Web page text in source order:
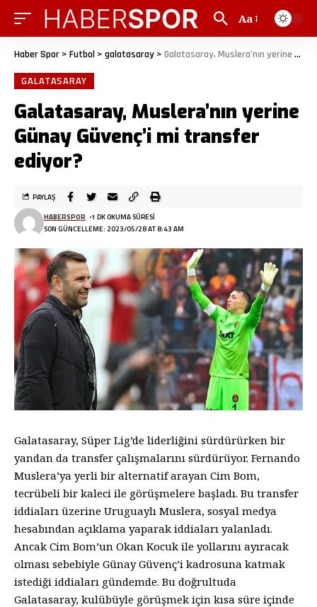
Aa
Haber Spor > Futbol > galatasaray > Galatasaray, Muslera’nın yerine Günay Güvenç’i mi transfer ediyor?
GALATASARAY
Galatasaray, Muslera’nın yerine
Günay Güvenç’i mi transfer
ediyor?
SON GÜNCELLEME: 2023/05/28 AT 8:43 AM
HABERSPOR 1 DK OKUMA SÜRESI
PAYLAŞ
Galatasaray, Süper Lig’de liderliğini sürdürürken bir
yandan da transfer çalışmalarını sürdürüyor. Fernando
Muslera’ya yerli bir alternatif arayan Cim Bom,
tecrübeli bir kaleci ile görüşmelere başladı. Bu transfer
iddiaları üzerine Uruguaylı Muslera, sosyal medya
hesabından açıklama yaparak iddiaları yalanladı.
Ancak Cim Bom’un Okan Kocuk ile yollarını ayıracak
olması sebebiyle Günay Güvenç’i kadrosuna katmak
istediği iddiaları gündemde. Bu doğrultuda
Galatasaray, kulübüyle görüşmek için kısa süre içinde